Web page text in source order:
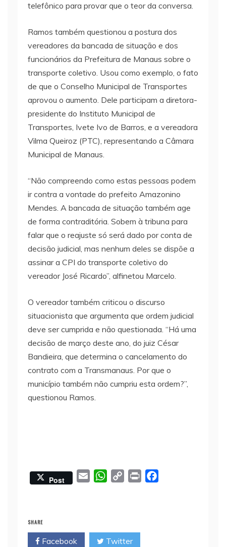
telefônico para provar que o teor da conversa.
Ramos também questionou a postura dos
vereadores da bancada de situação e dos
funcionários da Prefeitura de Manaus sobre o
transporte coletivo. Usou como exemplo, o fato
de que o Conselho Municipal de Transportes
aprovou o aumento. Dele participam a diretora-
presidente do Instituto Municipal de
Transportes, Ivete Ivo de Barros, e a vereadora
Vilma Queiroz (PTC), representando a Câmara
Municipal de Manaus.
“Não compreendo como estas pessoas podem
ir contra a vontade do prefeito Amazonino
Mendes. A bancada de situação também age
de forma contraditória. Sobem à tribuna para
falar que o reajuste só será dado por conta de
decisão judicial, mas nenhum deles se dispõe a
assinar a CPI do transporte coletivo do
vereador José Ricardo”, alfinetou Marcelo.
O vereador também criticou o discurso
situacionista que argumenta que ordem judicial
deve ser cumprida e não questionada. “Há uma
decisão de março deste ano, do juiz César
Bandieira, que determina o cancelamento do
contrato com a Transmanaus. Por que o
município também não cumpriu esta ordem?”,
questionou Ramos.
Post
W
A
i
SHARE
Facebook Twitter